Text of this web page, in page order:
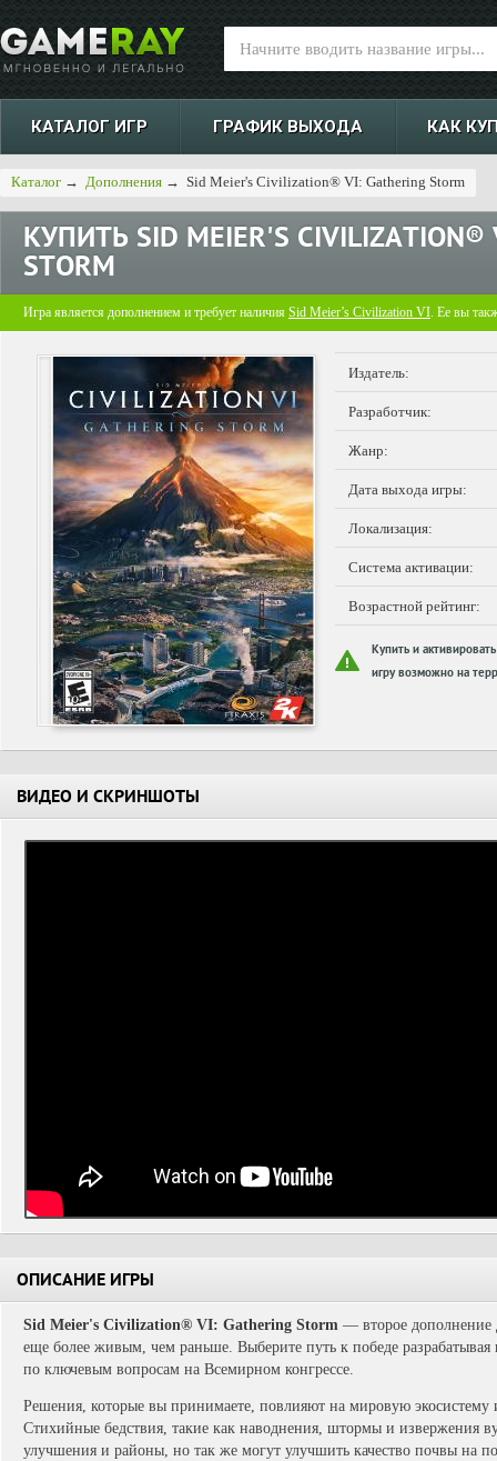
КАТАЛОГ ИГР ГРАФИК ВЫХОДА КАК
Каталог → Дополнения → Sid Meier's Civilization® VI: Gathering Storm
КУПИТЬ SID MEIER'S CIVILIZATION®
STORM
Игра является дополнением и требует наличия Sid Meier’s Civilization VI. Ее вы
Издатель:
Разработчик:
Жанр:
Дата выхода игры:
Локализация:
Система активации:
Возрастной рейтинг:
Купить и активировать
игру возможно на
ВИДЕО И СКРИНШОТЫ
ОПИСАНИЕ ИГРЫ
Sid Meier's Civilization® VI: Gathering Storm — второе
еще более живым, чем раньше. Выберите путь к победе
по ключевым вопросам на Всемирном конгрессе.
Решения, которые вы принимаете, повлияют на мировую экосистему
Стихийные бедствия, такие как наводнения, штормы и извержения
улучшения и районы, но так же могут улучшить качество почвы на